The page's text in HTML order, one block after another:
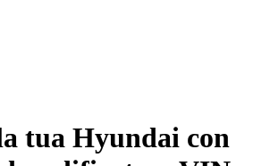
tua Hyundai con